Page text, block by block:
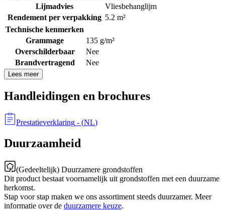
Lijmadvies
Vliesbehanglijm
Rendement per verpakking 5.2 m²
Technische kenmerken
Grammage
135 g/m²
Overschilderbaar
Nee
Brandvertragend
Nee
Lees meer
Handleidingen en brochures
Prestatieverklaring - (NL)
Duurzaamheid
(Gedeeltelijk) Duurzamere grondstoffen
Dit product bestaat voornamelijk uit grondstoffen met een duurzame
herkomst.
Stap voor stap maken we ons assortiment steeds duurzamer. Meer
informatie over de duurzamere keuze.